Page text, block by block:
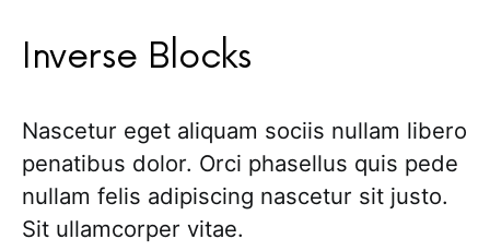
Inverse Blocks
Nascetur eget aliquam sociis nullam libero
penatibus dolor. Orci phasellus quis pede
nullam felis adipiscing nascetur sit justo.
Sit ullamcorper vitae.